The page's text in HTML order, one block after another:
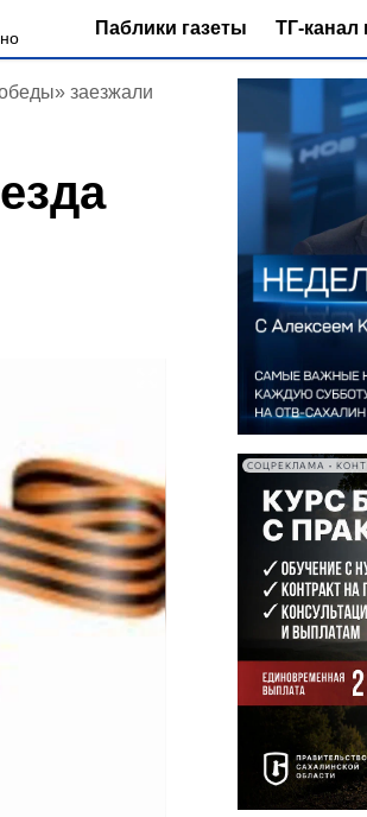
Паблики газеты ТГ-канал
заезжали
СОЦРЕКЛАМА •